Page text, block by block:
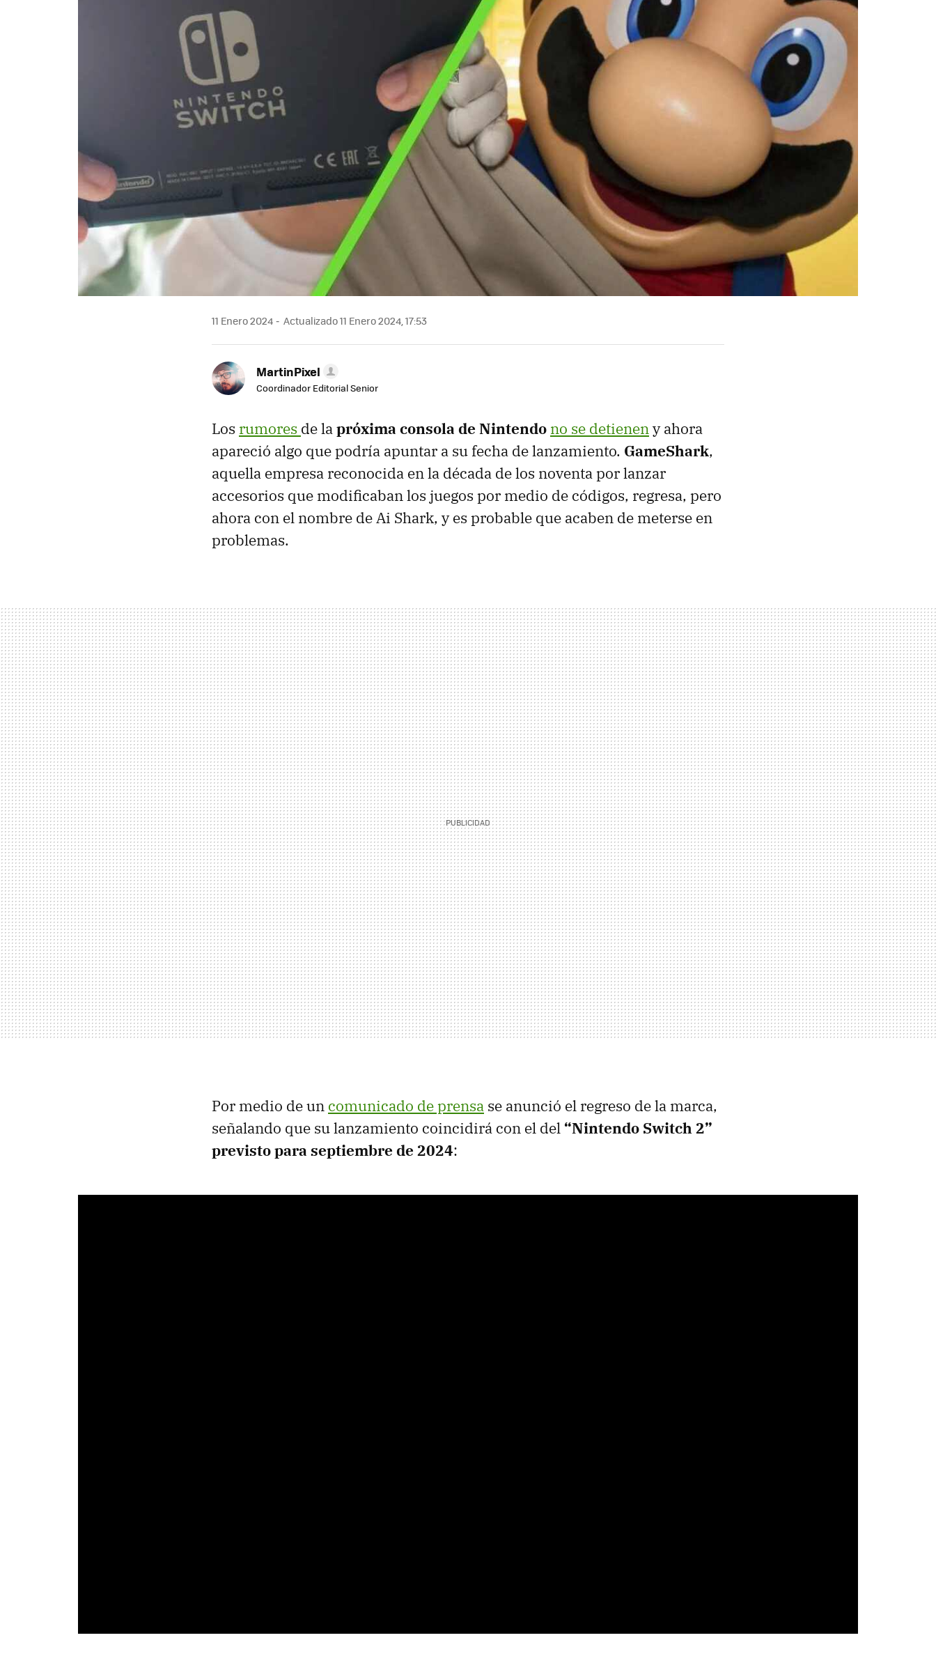
11 Enero 2024 Actualizado 11 Enero 2024, 17:53
MartinPixel
Coordinador Editorial Senior
Los rumores de lapróxima consola de Nintendo no se detieneny ahora
apareció algo que podría apuntar a su fecha de lanzamiento. GameShark,
aquella empresa reconocida en la década de los noventa por lanzar
accesorios que modificaban los juegos por medio de códigos, regresa, pero
ahora con el nombre de Ai Shark, y es probable que acaben de meterse en
problemas.
Por medio de un comunicado de prensa se anunció el regreso de la marca,
señalando que su lanzamiento coincidirá con el del “Nintendo Switch 2”
previsto para septiembre de 2024: